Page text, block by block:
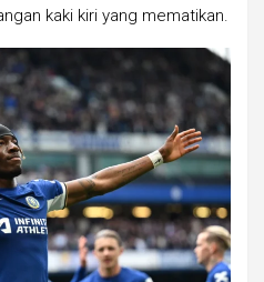
kaki kiri yang mematikan.